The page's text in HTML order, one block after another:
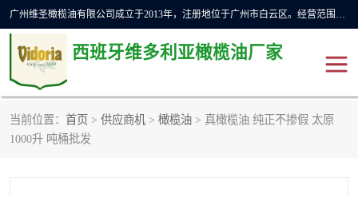
广州维圣橄榄油有限公司成立于2013年，注册地位于广州市白云区。经营范围包括饲料原料销售;畜牧渔业饲料销售;化妆品批发;贸易经纪;食品进出口等，主要产品有：橄榄果渣油，橄榄油，纯橄榄油等。
西班牙维多利亚橄榄油厂家
当前位置： 首页 > 供应商机 > 橄榄油 > 真橄榄油 纯正不掺假 太原
1000升 吨桶批发
橄榄油